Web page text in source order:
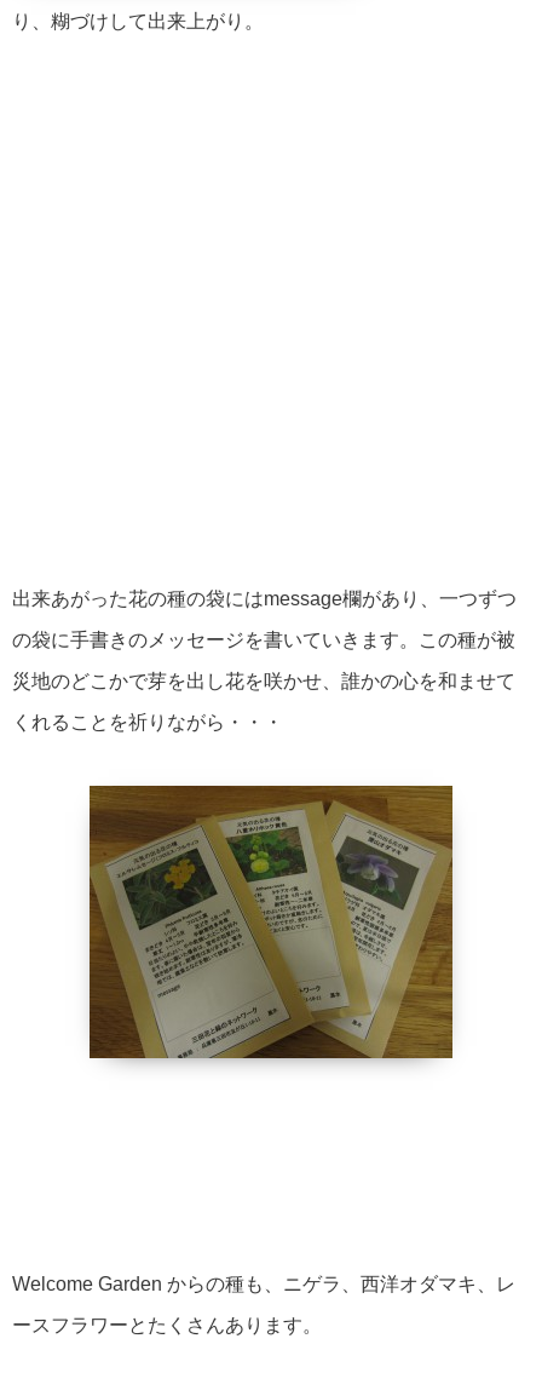
り、糊づけして出来上がり。
出来あがった花の種の袋にはmessage欄があり、一つずつ
の袋に手書きのメッセージを書いていきます。この種が被
災地のどこかで芽を出し花を咲かせ、誰かの心を和ませて
くれることを祈りながら・・・
Welcome Garden からの種も、ニゲラ、西洋オダマキ、レ
ースフラワーとたくさんあります。